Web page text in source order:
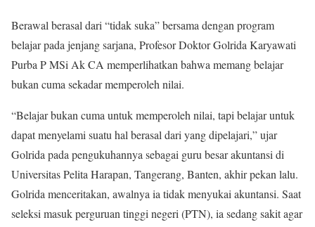
Berawal berasal dari “tidak suka” bersama dengan program
belajar pada jenjang sarjana, Profesor Doktor Golrida Karyawati
Purba P MSi Ak CA memperlihatkan bahwa memang belajar
bukan cuma sekadar memperoleh nilai.
“Belajar bukan cuma untuk memperoleh nilai, tapi belajar untuk
dapat menyelami suatu hal berasal dari yang dipelajari,” ujar
Golrida pada pengukuhannya sebagai guru besar akuntansi di
Universitas Pelita Harapan, Tangerang, Banten, akhir pekan lalu.
Golrida menceritakan, awalnya ia tidak menyukai akuntansi. Saat
seleksi masuk perguruan tinggi negeri (PTN), ia sedang sakit agar